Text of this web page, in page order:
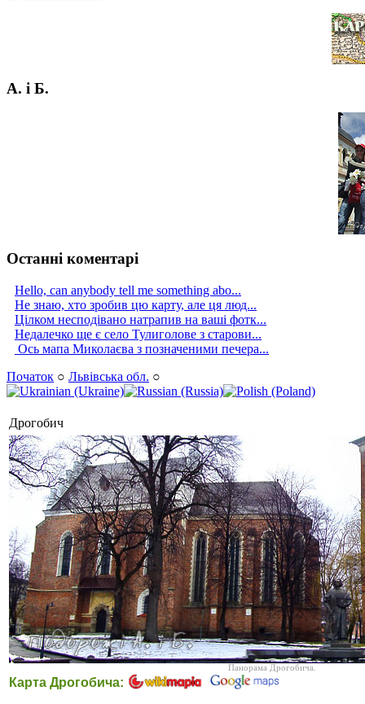
А. і Б.
Останні коментарі
Hello, can anybody tell me something abo...
Не знаю, хто зробив цю карту, але ця люд...
Цілком несподівано натрапив на ваші фотк...
Недалечко ще є село Тулиголове з старови...
Ось мапа Миколаєва з позначеними печера...
Початок ○ Львівська обл. ○
Дрогобич
Панорама Дрогобича.
Карта Дрогобича: